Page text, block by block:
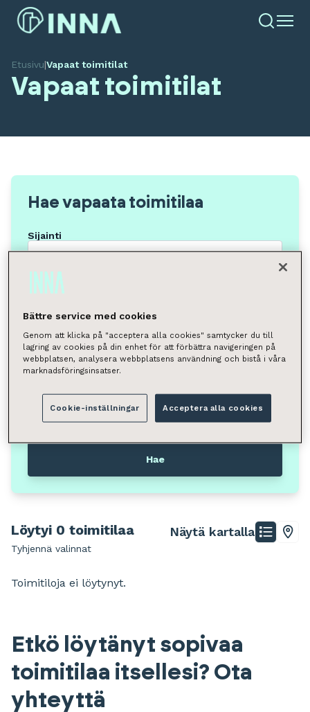
Etusivu|Vapaat toimitilat
Vapaat toimitilat
Hae vapaata toimitilaa
Sijainti
Tilan tyyppi
Liiketila
Neliömäärä
Valitse
Voit hakea kunnan, kaupunginosan, katuosoitteen tai
postinumeron perusteella.
Hae
Löytyi 0 toimitilaa
Tyhjennä valinnat
Näytä kartalla
Toimitiloja ei löytynyt.
Etkö löytänyt sopivaa
toimitilaa itsellesi? Ota
yhteyttä
Bättre service med cookies
Genom att klicka på "acceptera alla cookies" samtycker du till
lagring av cookies på din enhet för att förbättra navigeringen på
webbplatsen, analysera webbplatsens användning och bistå i våra
marknadsföringsinsatser.
Cookie-inställningar Acceptera alla cookies